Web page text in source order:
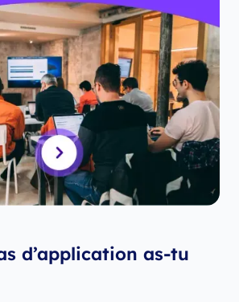
d’application as-tu